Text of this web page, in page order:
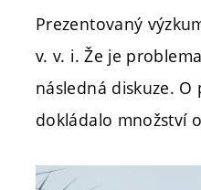
Prezentovaný
v. v. i. Že je
následná diskuze.
dokládalo množství